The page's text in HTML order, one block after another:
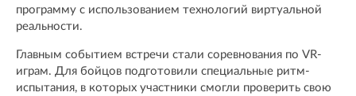
программу с использованием технологий виртуальной
реальности.
Главным событием встречи стали соревнования по VR-
играм. Для бойцов подготовили специальные ритм-
испытания, в которых участники смогли проверить свою